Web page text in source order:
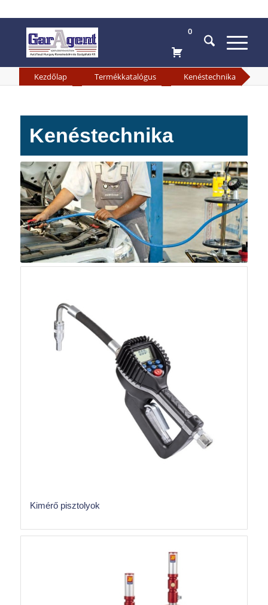
0
Kezdőlap Termékkatalógus Kenéstechnika
Kenéstechnika
Kimérő pisztolyok